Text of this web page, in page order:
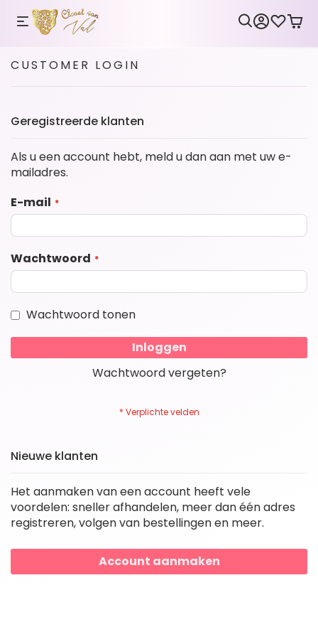
CUSTOMER LOGIN
Geregistreerde klanten
Als u een account hebt, meld u dan aan met uw e-
mailadres.
E-mail
Wachtwoord
Wachtwoord tonen
Inloggen
Wachtwoord vergeten?
Nieuwe klanten
Het aanmaken van een account heeft vele
voordelen: sneller afhandelen, meer dan één adres
registreren, volgen van bestellingen en meer.
Account aanmaken